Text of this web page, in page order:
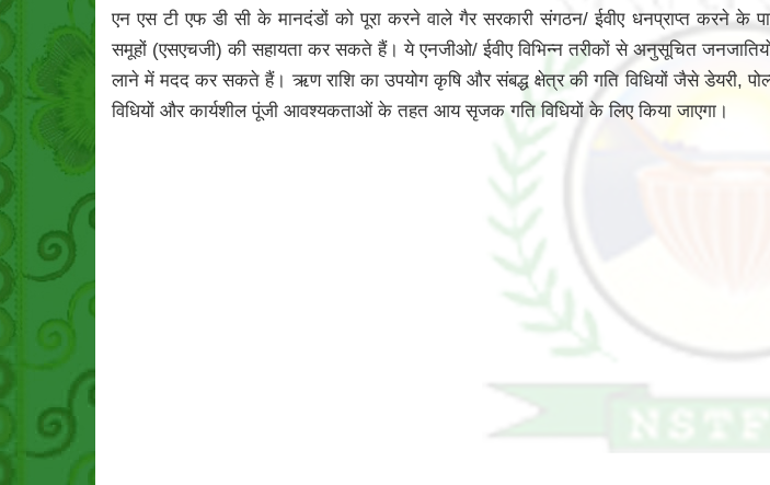
एन एस टी एफ डी सी के मानदंडों को पूरा करने वाले गैर सरकारी संगठन/ ईवीए धनप्राप्त करने
समूहों (एसएचजी) की सहायता कर सकते हैं। ये एनजीओ/ ईवीए विभिन्न तरीकों से अनुसूचित
लाने में मदद कर सकते हैं। ऋण राशि का उपयोग कृषि और संबद्ध क्षेत्र की गति विधियों जैसे डेयरी,
विधियों और कार्यशील पूंजी आवश्यकताओं के तहत आय सृजक गति विधियों के लिए किया जाएगा।